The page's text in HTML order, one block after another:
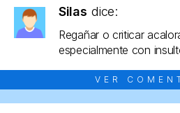
Silas dice:
Regañar o criticar
especialmente con
VER